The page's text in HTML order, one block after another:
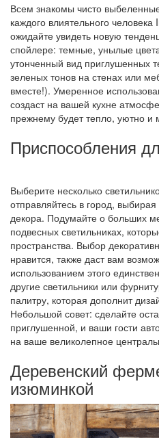
Всем знакомы чисто
каждого влиятельного
ожидайте увидеть новую
спойлере: темные, унылые
утонченный вид приглушенных
зеленых тонов на стенах или
вместе!). Умеренное
создаст на вашей кухне
прежнему будет тепло, уютно
Приспособления
Выберите несколько
отправляйтесь в город,
декора. Подумайте о больших
подвесных светильниках,
пространства. Выбор
нравится, также даст вам
использованием этого
другие светильники или
палитру, которая дополнит
Небольшой совет: сделайте
приглушенной, и ваши гости
на ваше великолепное
Деревенский
изюминкой